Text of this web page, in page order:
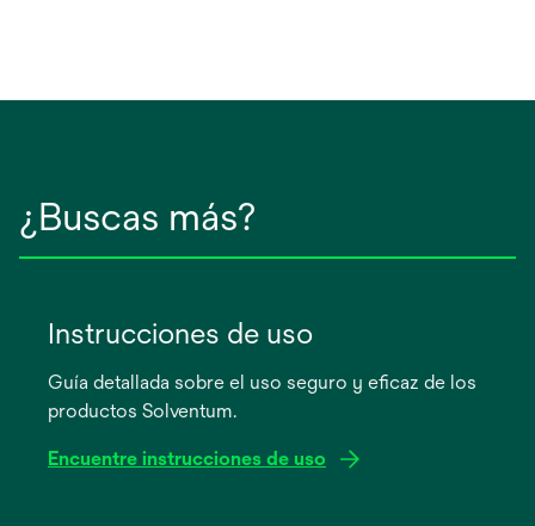
¿Buscas más?
Instrucciones de uso
Guía detallada sobre el uso seguro y eficaz de los
productos Solventum.
Encuentre instrucciones de uso